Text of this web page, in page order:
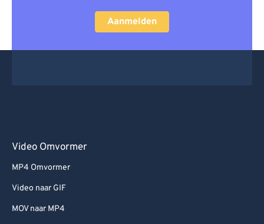
Aanmelden
Video Omvormer
MP4 Omvormer
Video naar GIF
MOV naar MP4